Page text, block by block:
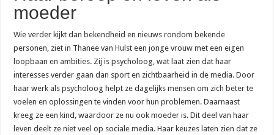
moeder
Wie verder kijkt dan bekendheid en nieuws rondom bekende
personen, ziet in Thanee van Hulst een jonge vrouw met een eigen
loopbaan en ambities. Zij is psycholoog, wat laat zien dat haar
interesses verder gaan dan sport en zichtbaarheid in de media. Door
haar werk als psycholoog helpt ze dagelijks mensen om zich beter te
voelen en oplossingen te vinden voor hun problemen. Daarnaast
kreeg ze een kind, waardoor ze nu ook moeder is. Dit deel van haar
leven deelt ze niet veel op sociale media. Haar keuzes laten zien dat ze